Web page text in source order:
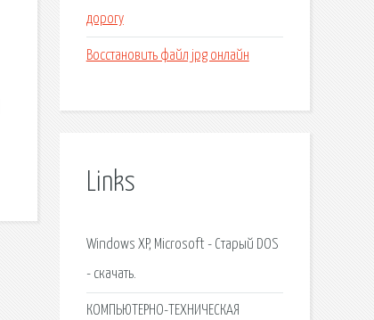
дорогу
Восстановить файл jpg онлайн
Links
Windows XP, Microsoft - Старый DOS
- скачать.
КОМПЬЮТЕРНО-ТЕХНИЧЕСКАЯ